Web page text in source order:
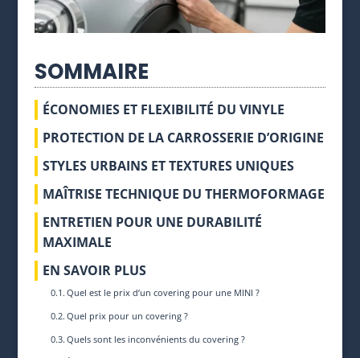
SOMMAIRE
ÉCONOMIES ET FLEXIBILITÉ DU VINYLE
PROTECTION DE LA CARROSSERIE D’ORIGINE
STYLES URBAINS ET TEXTURES UNIQUES
MAÎTRISE TECHNIQUE DU THERMOFORMAGE
ENTRETIEN POUR UNE DURABILITÉ
MAXIMALE
EN SAVOIR PLUS
Quel est le prix d’un covering pour une MINI ?
Quel prix pour un covering ?
Quels sont les inconvénients du covering ?